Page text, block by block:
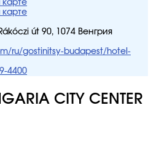
út 90, 1074 Венгрия
ru/gostinitsy-budapest/hotel-
4400
CITY CENTER